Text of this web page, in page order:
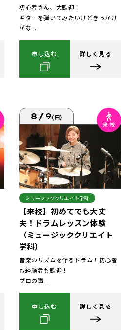
初心者さん、大歓迎！
ギターを弾いてみたいけどきっかけ
がな...
申し込む 詳しく見る
8/9(日)
ミュージッククリエイト学科
【来校】初めてでも大丈
夫！ドラムレッスン体験
（ミュージッククリエイト
学科）
音楽のリズムを作るドラム！初心者
も経験者も歓迎！
プロの講...
申し込む 詳しく見る